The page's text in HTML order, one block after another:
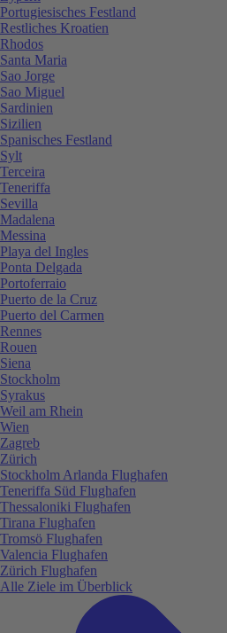
Portugiesisches Festland
Restliches Kroatien
Rhodos
Santa Maria
Sao Jorge
Sao Miguel
Sardinien
Sizilien
Spanisches Festland
Sylt
Terceira
Teneriffa
Sevilla
Madalena
Messina
Playa del Ingles
Ponta Delgada
Portoferraio
Puerto de la Cruz
Puerto del Carmen
Rennes
Rouen
Siena
Stockholm
Syrakus
Weil am Rhein
Wien
Zagreb
Zürich
Stockholm Arlanda Flughafen
Teneriffa Süd Flughafen
Thessaloniki Flughafen
Tirana Flughafen
Tromsö Flughafen
Valencia Flughafen
Zürich Flughafen
Alle Ziele im Überblick